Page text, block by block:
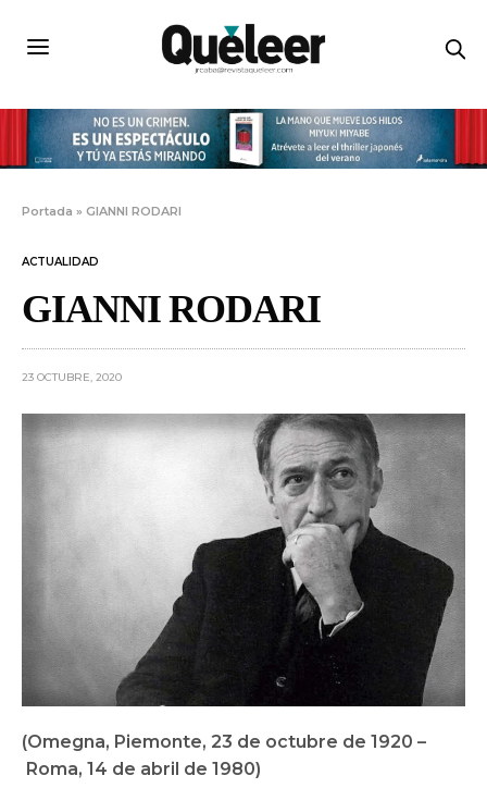
Portada »GIANNI RODARI
ACTUALIDAD
GIANNI RODARI
23 OCTUBRE, 2020
(Omegna, Piemonte, 23 de octubre de 1920 –
Roma, 14 de abril de 1980)